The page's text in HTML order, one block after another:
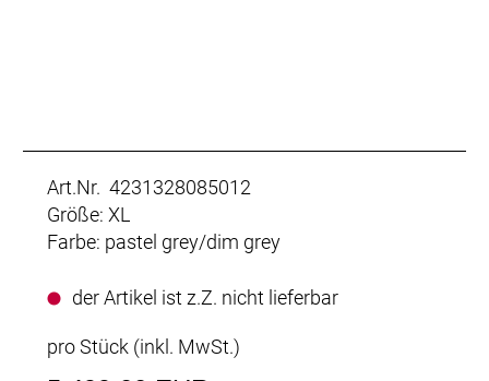
Art.Nr. 4231328085012
Größe: XL
Farbe: pastel grey/dim grey
der Artikel ist z.Z. nicht lieferbar
pro Stück (inkl. MwSt.)